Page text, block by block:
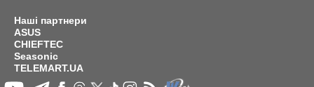
Наші партнери
ASUS
CHIEFTEC
Seasonic
TELEMART.UA